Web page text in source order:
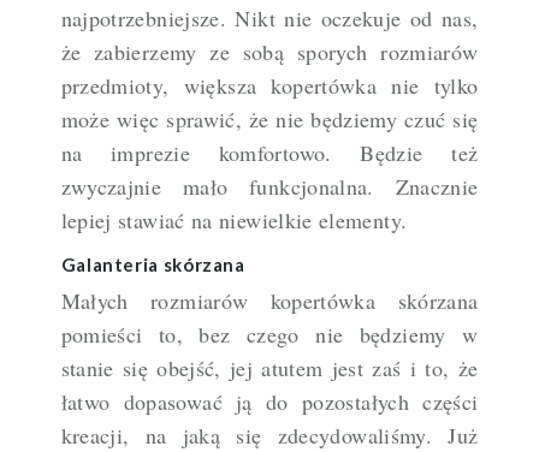
najpotrzebniejsze. Nikt nie oczekuje od nas,
że zabierzemy ze sobą sporych rozmiarów
przedmioty, większa kopertówka nie tylko
może więc sprawić, że nie będziemy czuć się
na imprezie komfortowo. Będzie też
zwyczajnie mało funkcjonalna. Znacznie
lepiej stawiać na niewielkie elementy.
Galanteria skórzana
Małych rozmiarów kopertówka skórzana
pomieści to, bez czego nie będziemy w
stanie się obejść, jej atutem jest zaś i to, że
łatwo dopasować ją do pozostałych części
kreacji, na jaką się zdecydowaliśmy. Już